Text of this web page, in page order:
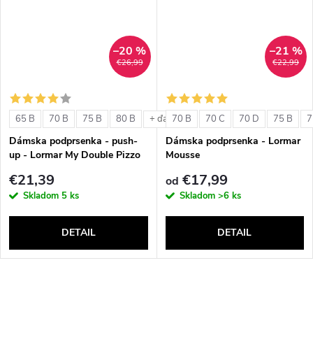
€26,99
–20 %
65 B 70 B 75 B 80 B + ďalšie
Dámska podprsenka - push-
up - Lormar My Double Pizzo
€21,39
Skladom 5 ks
DETAIL
€22,99
–21 %
70 B 70 C 70 D 75 B
Dámska podprsenka - Lormar
Mousse
od €17,99
Skladom >6 ks
DETAIL